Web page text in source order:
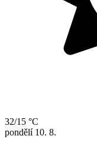
32/15 °C
pondělí 10. 8.